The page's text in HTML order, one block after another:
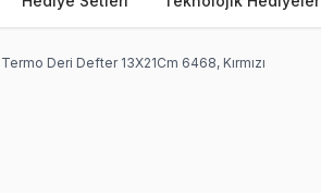
Termo Deri Defter 13X21Cm 6468, Kırmızı